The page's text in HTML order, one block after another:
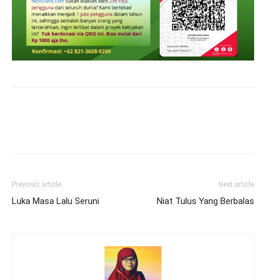
Previous article
Luka Masa Lalu Seruni
Next article
Niat Tulus Yang Berbalas